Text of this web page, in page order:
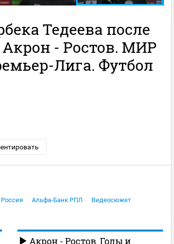
Тедеева после
- Ростов. МИР
Лига. Футбол
Россия Альфа-Банк РПЛ
Видеосюжет
Акрон - Ростов. Голы и